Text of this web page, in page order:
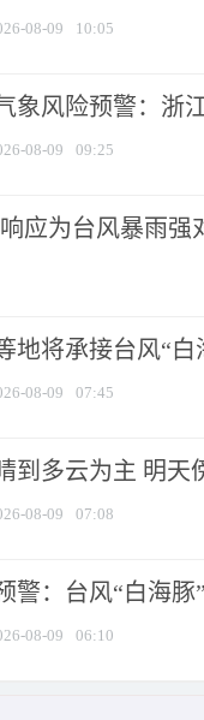
08-09 10:05
象风险预警：浙
08-09 09:25
应为台风暴雨强
地将承接台风“
08-09 07:45
到多云为主 明天
08-09 07:08
警：台风“白海
08-09 06:10